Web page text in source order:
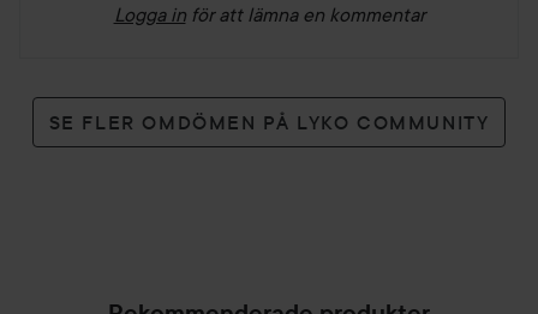
Logga in för att lämna en kommentar
SE FLER OMDÖMEN PÅ LYKO COMMUNITY